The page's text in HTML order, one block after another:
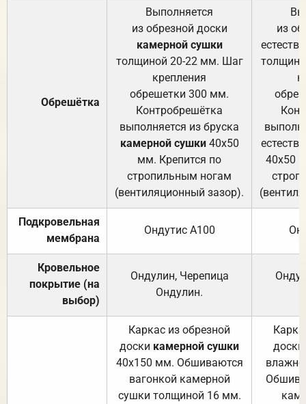
Обрешётка
Выполняется
из обрезной доски
камерной сушки
толщиной 20-22 мм. Шаг
крепления
обрешетки 300 мм.
Контробрешётка
выполняется из бруска
камерной сушки40х50
мм. Крепится по
стропильным ногам
(вентиляционный зазор).
из
40х50
Подкровельная
мембрана
Ондутис А100
Кровельное
покрытие (на
выбор)
Ондулин, Черепица
Ондулин.
Каркас из обрезной
доски камерной сушки
40х150 мм. Обшиваются
вагонкой камерной
сушки толщиной 16 мм.
доски